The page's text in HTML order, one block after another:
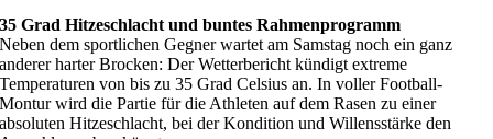
35 Grad Hitzeschlacht und buntes Rahmenprogramm
Neben dem sportlichen Gegner wartet am Samstag noch ein ganz
anderer harter Brocken: Der Wetterbericht kündigt extreme
Temperaturen von bis zu 35 Grad Celsius an. In voller Football-
Montur wird die Partie für die Athleten auf dem Rasen zu einer
absoluten Hitzeschlacht, bei der Kondition und Willensstärke den